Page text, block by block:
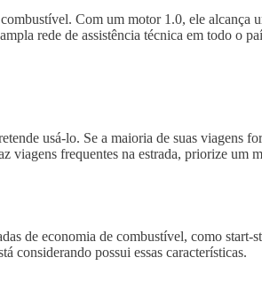
Com um motor 1.0, ele alcança
rede de assistência técnica em todo o
usá-lo. Se a maioria de suas viagens
viagens frequentes na estrada, priorize um
de economia de combustível, como start-
considerando possui essas características.